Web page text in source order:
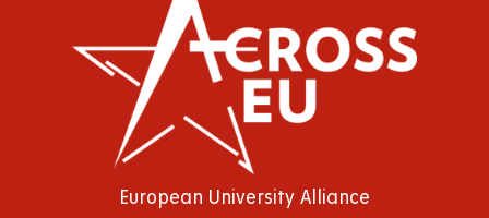
European University Alliance